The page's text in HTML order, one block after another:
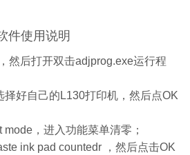
件使用说明
然后打开双击adjprog.exe运行程
择好自己的L130打印机，然后点OK
，进入功能菜单清零；
ink pad countedr ，然后点击OK